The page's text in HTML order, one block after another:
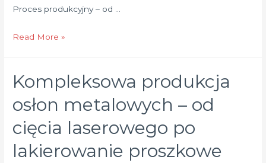
Proces produkcyjny – od …
Produkcja
artykułów
metalowych
na
wymiar
–
Read More »
Kompleksowa produkcja
osłon metalowych – od
cięcia laserowego po
lakierowanie proszkowe